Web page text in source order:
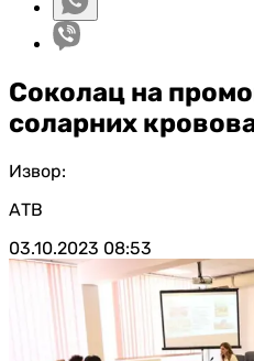
Соколац на
соларних
Извор:
АТВ
03.10.2023 08:53